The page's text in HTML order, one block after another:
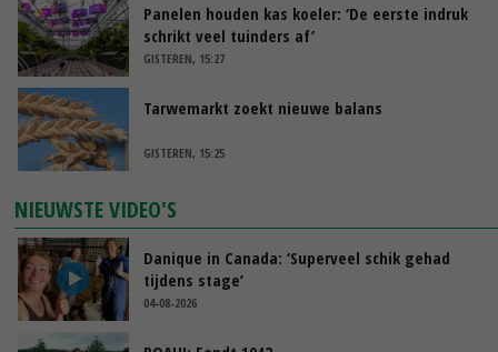
Panelen houden kas koeler: ‘De eerste indruk
schrikt veel tuinders af’
GISTEREN, 15:27
Tarwemarkt zoekt nieuwe balans
GISTEREN, 15:25
NIEUWSTE VIDEO'S
Danique in Canada: ‘Superveel schik gehad
tijdens stage’
04-08-2026